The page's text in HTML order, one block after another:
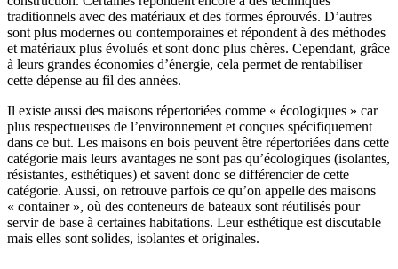
traditionnels avec des matériaux et des formes éprouvés. D’autres
sont plus modernes ou contemporaines et répondent à des méthodes
et matériaux plus évolués et sont donc plus chères. Cependant, grâce
à leurs grandes économies d’énergie, cela permet de rentabiliser
cette dépense au fil des années.
Il existe aussi des maisons répertoriées comme « écologiques » car
plus respectueuses de l’environnement et conçues spécifiquement
dans ce but. Les maisons en bois peuvent être répertoriées dans cette
catégorie mais leurs avantages ne sont pas qu’écologiques (isolantes,
résistantes, esthétiques) et savent donc se différencier de cette
catégorie. Aussi, on retrouve parfois ce qu’on appelle des maisons
« container », où des conteneurs de bateaux sont réutilisés pour
servir de base à certaines habitations. Leur esthétique est discutable
mais elles sont solides, isolantes et originales.